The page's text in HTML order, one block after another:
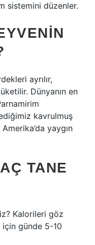
sistemini düzenler.
ayrılır,
Dünyanın en
kavrulmuş
yaygın
TANE
Kalorileri göz
için günde 5-10